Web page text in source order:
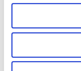
Undermer infokan
data behandles og
brukes. Du kan
samtykke fra
LO Medias